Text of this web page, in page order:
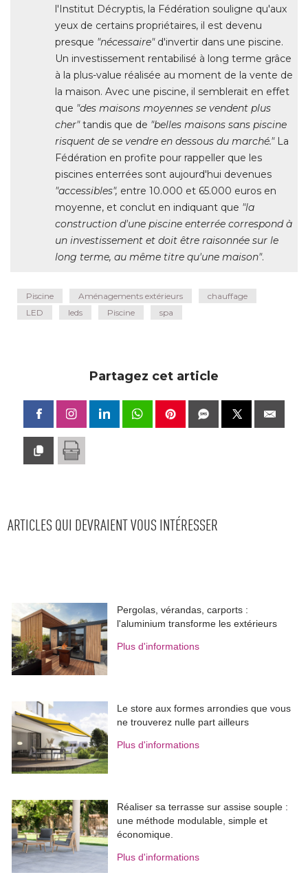
l'Institut Décryptis, la Fédération souligne qu'aux
yeux de certains propriétaires, il est devenu
presque "nécessaire" d'invertir dans une piscine.
Un investissement rentabilisé à long terme grâce
à la plus-value réalisée au moment de la vente de
la maison. Avec une piscine, il semblerait en effet
que "des maisons moyennes se vendent plus
cher"tandis que de "belles maisons sans piscine
risquent de se vendre en dessous du marché." La
Fédération en profite pour rappeller que les
piscines enterrées sont aujourd'hui devenues
"accessibles", entre 10.000 et 65.000 euros en
moyenne, et conclut en indiquant que "la
construction d'une piscine enterrée correspond à
un investissement et doit être raisonnée sur le
long terme, au même titre qu'une maison".
Piscine Aménagements extérieurs
chauffage
LED
leds Piscine spa
Partagez cet article
ARTICLES QUI DEVRAIENT VOUS INTÉRESSER
Pergolas, vérandas, carports :
l'aluminium transforme les extérieurs
Plus d'informations
Le store aux formes arrondies que vous
ne trouverez nulle part ailleurs
Plus d'informations
Réaliser sa terrasse sur assise souple :
une méthode modulable, simple et
économique.
Plus d'informations